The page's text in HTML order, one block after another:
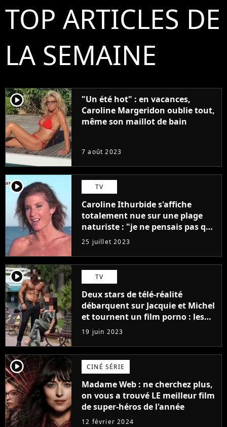
TOP ARTICLES DE
LA SEMAINE
player2
"Un été hot" : en vacances,
Caroline Margeridon oublie tout,
même son maillot de bain
7 août 2023
player2 TV
Caroline Ithurbide s'affiche
totalement nue sur une plage
naturiste : "je ne pensais pas que
j'arriverais à le faire..."
25 juillet 2023
player2 TV
Deux stars de télé-réalité
débarquent sur Jacquie et Michel
et tournent un film porno : les
premières images du tournage
(exclu)
19 juin 2023
player2 CINÉ SÉRIE
Madame Web : ne cherchez plus,
on vous a trouvé LE meilleur film
de super-héros de l'année
12 février 2024